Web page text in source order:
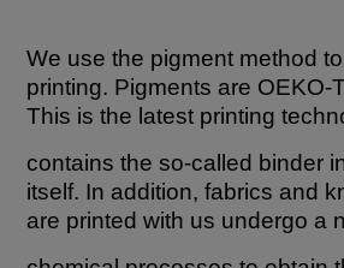
We use the pigment method
printing. Pigments are OEKO-
This is the latest printing
contains the so-called binder
itself. In addition, fabrics and
are printed with us undergo a